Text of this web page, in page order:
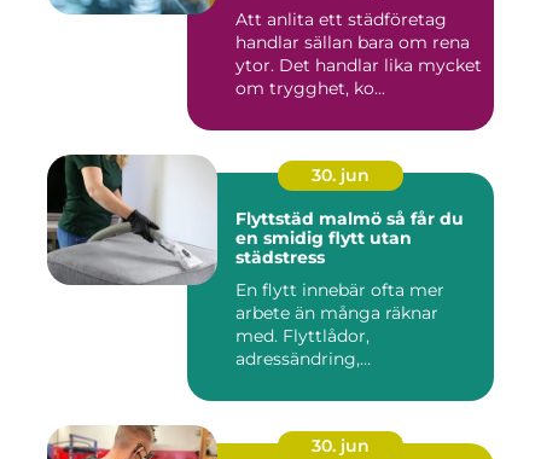
Att anlita ett städföretag
handlar sällan bara om rena
ytor. Det handlar lika mycket
om trygghet, ko...
30. jun
Flyttstäd malmö så får du
en smidig flytt utan
städstress
En flytt innebär ofta mer
arbete än många räknar
med. Flyttlådor,
adressändring,
30. jun